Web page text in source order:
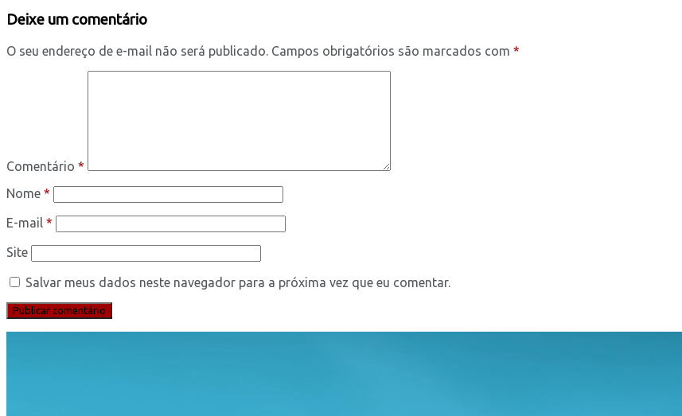
Deixe um comentário
O seu endereço de e-mail não será publicado. Campos obrigatórios são marcados com *
Comentário *
Nome *
E-mail *
Site
Salvar meus dados neste navegador para a próxima vez que eu comentar.